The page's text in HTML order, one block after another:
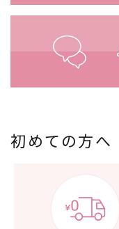
初めての方へ